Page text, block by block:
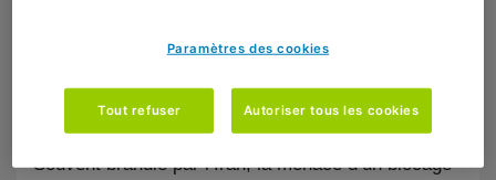
déplorer les pertes humaines et les souffrances
ont également réveillé le spectre d’une fermeture du
détroit d’Ormuz.
Souvent brandie par l’Iran, la menace d’un blocage
Paramètres des cookies
Tout refuser Autoriser tous les cookies